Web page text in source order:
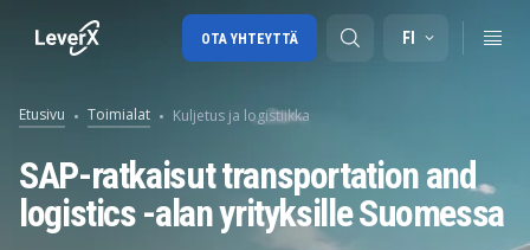
SAP-tuki
SAP-konsultointi
FI
OTA YHTEYTTÄ
Etusivu Toimialat Kuljetus ja logistiikka
SAP-ratkaisut transportation and
logistics -alan yrityksille Suomessa